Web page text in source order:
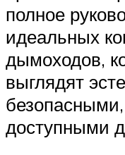
полное
идеальных
дымоходов,
выглядят
доступными